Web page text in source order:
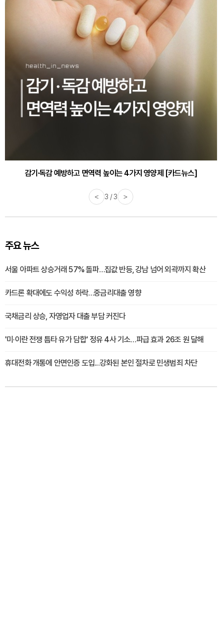
감기·독감 예방하고 면역력 높이는 4가지 영양제 [카드뉴스]
< 3 / 3 >
주요 뉴스
서울 아파트 상승거래 57% 돌파…집값 반등, 강남 넘어 외곽까지 확산
카드론 확대에도 수익성 하락…중금리대출 영향
국채금리 상승, 자영업자 대출 부담 커진다
'미·이란 전쟁 틈타 유가 담합' 정유 4사 기소…파급 효과 26조 원 달해
휴대전화 개통에 안면인증 도입...강화된 본인 절차로 민생범죄 차단